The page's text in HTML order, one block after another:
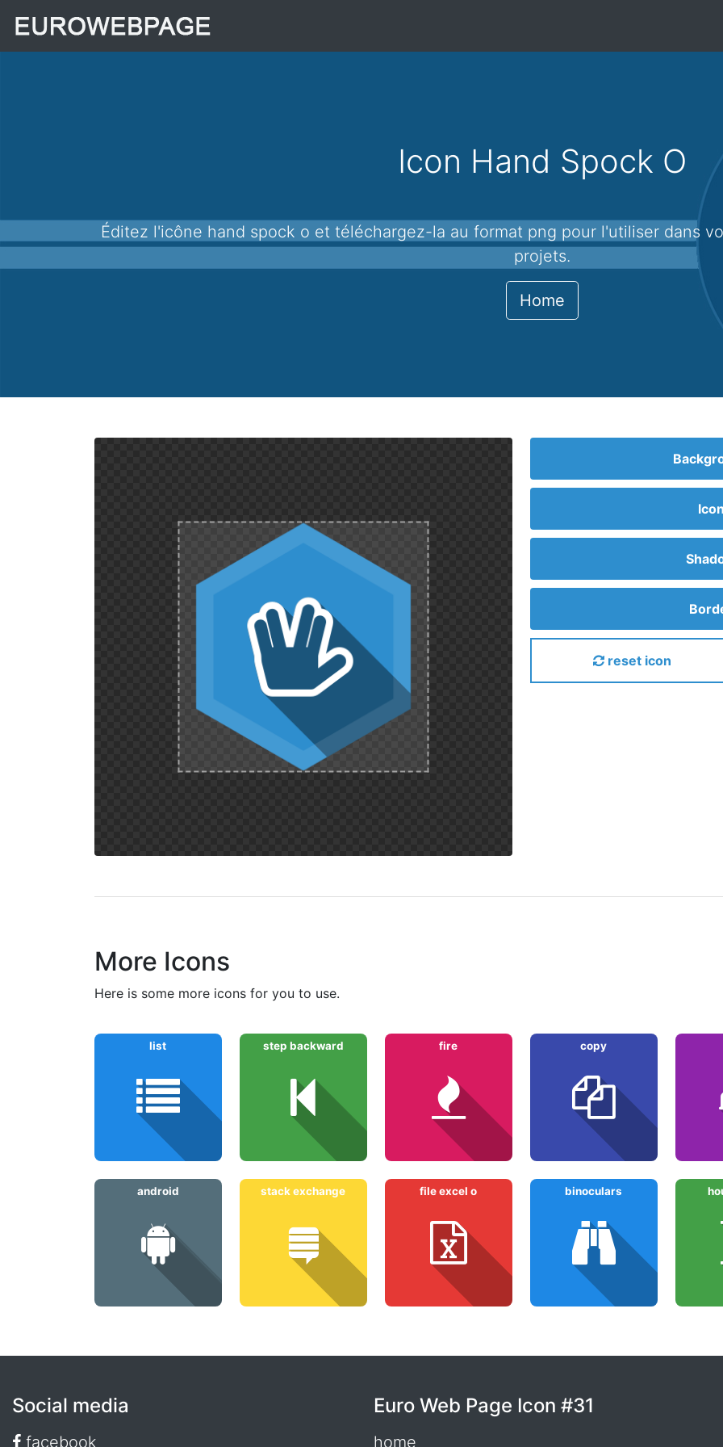
Icon Hand Spock O
Éditez l'icône hand spock o et téléchargez-la au format png pour l'utiliser dans vos applications, sites Web et autres
projets.
Home
reset icon
More Icons
here is some more icons for you to use.
list step backward fire copy
android stack exchange file excel o binoculars
Social media
facebook
Euro Web Page Icon #31
home